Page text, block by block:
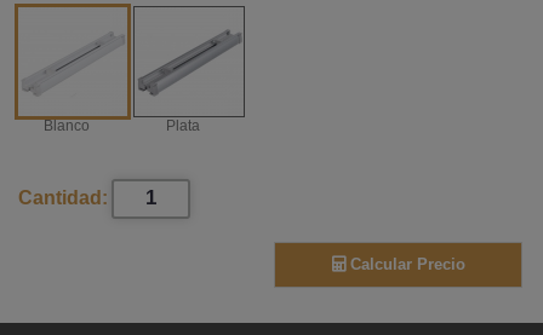
Blanco Plata
Cantidad:
Calcular Precio